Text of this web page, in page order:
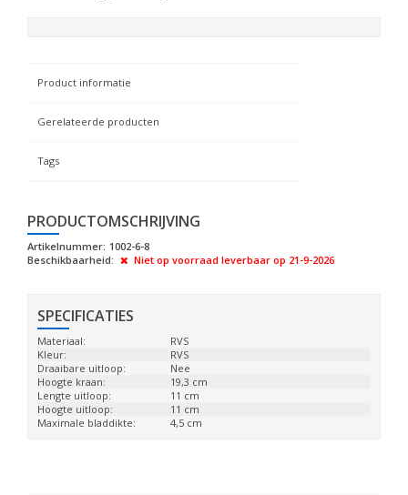
Product informatie
Gerelateerde producten
Tags
PRODUCTOMSCHRIJVING
Artikelnummer: 1002-6-8
Beschikbaarheid:
Niet op voorraad leverbaar op 21-9-2026
SPECIFICATIES
Materiaal:
RVS
Kleur:
RVS
Draaibare uitloop:
Nee
Hoogte kraan:
19,3 cm
Lengte uitloop:
11 cm
Hoogte uitloop:
11 cm
Maximale bladdikte:
4,5 cm